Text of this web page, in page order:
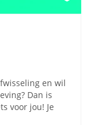
en wil
Dan is
voor jou! Je